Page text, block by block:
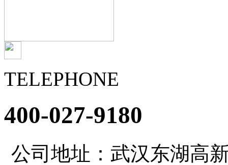
TELEPHONE
400-027-9180
公司地址：武汉东湖高